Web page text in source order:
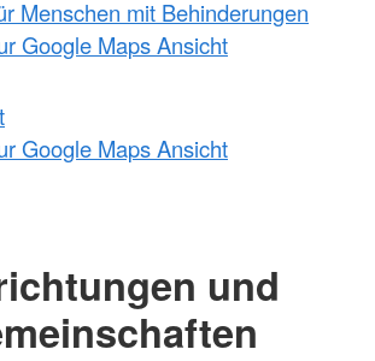
Menschen mit Behinderungen
Google Maps Ansicht
Google Maps Ansicht
und